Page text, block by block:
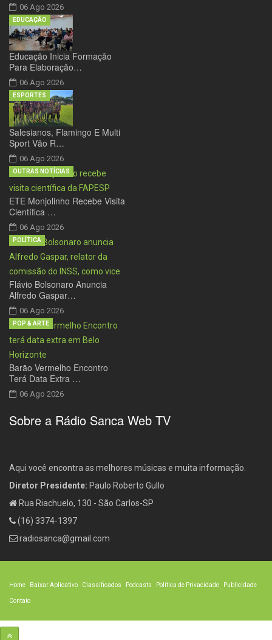
06 Ago 2026
Educação Inicia Formação
Para Elaboração…
06 Ago 2026
EDUCAÇÃO
Salesianos, Flamingo E Multi
Sport Vão R…
06 Ago 2026
ESPORTES
ETE Monjolinho Recebe Visita
Científica …
06 Ago 2026
OUTRAS NOTÍCIAS
Flávio Bolsonaro Anuncia
Alfredo Gaspar…
06 Ago 2026
POLÍTICA
Barão Vermelho Encontro
Terá Data Extra …
06 Ago 2026
POP & ARTE
Sobre a Rádio Sanca Web TV
Aqui você encontra as melhores músicas e muita informação.
Diretor Presidente: Paulo Roberto Gullo
Rua Riachuelo, 130 - São Carlos-SP
(16) 3374-1397
radiosanca@gmail.com
Home Baixar Aplicativo Classificados Podcasts Política de Privacidade Publicidade
Contato